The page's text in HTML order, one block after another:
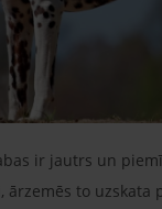
ir jautrs un
ārzemēs to uzskata